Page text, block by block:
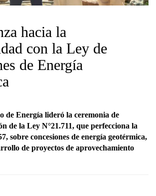
hacia la
con la Ley de
de Energía
de Energía lideró la ceremonia de
de la Ley N°21.711, que perfecciona la
sobre concesiones de energía geotérmica,
de proyectos de aprovechamiento